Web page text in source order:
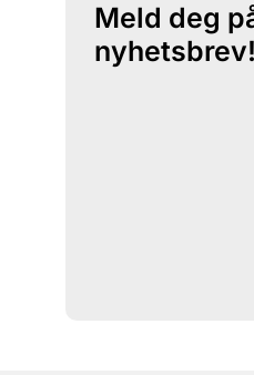
Meld deg
nyhetsbrev!